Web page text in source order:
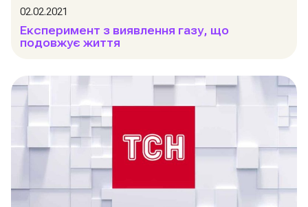
02.02.2021
Експеримент з виявлення газу, що
подовжує життя